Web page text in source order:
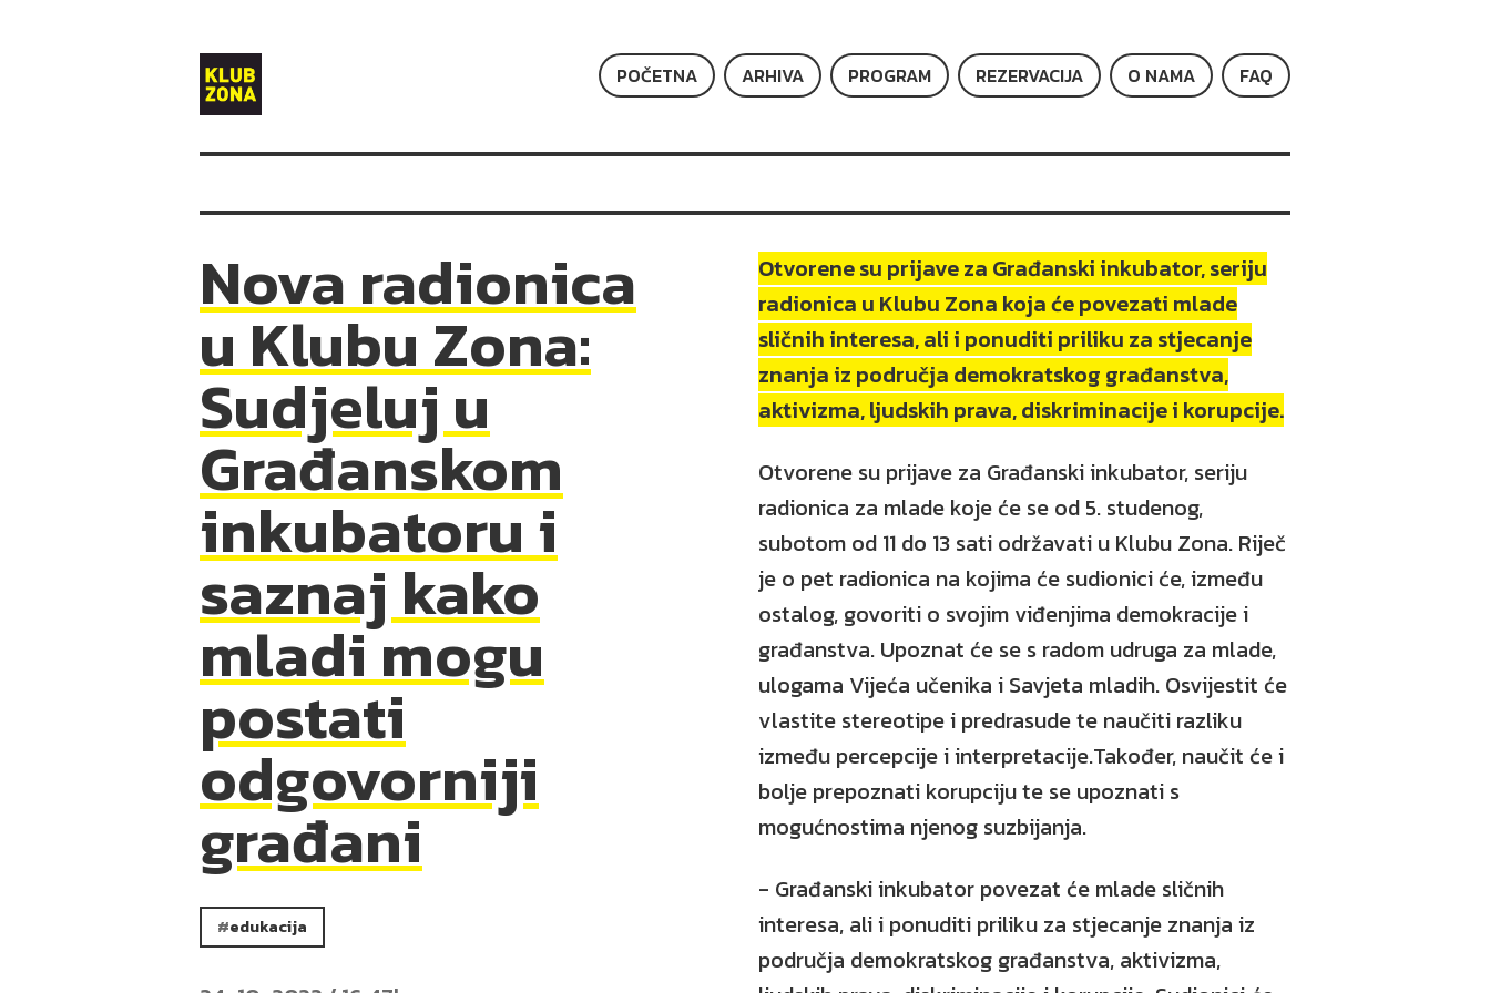
Klub
Zona
FAQ
O NAMA
REZERVACIJA
PROGRAM
ARHIVA
POČETNA
Nova radionica
u Klubu Zona:
Sudjeluj u
Građanskom
inkubatoru i
saznaj kako
mladi mogu
postati
odgovorniji
građani
edukacija
Otvorene su prijave za Građanski inkubator, seriju
radionica u Klubu Zona koja će povezati mlade
sličnih interesa, ali i ponuditi priliku za stjecanje
znanja iz područja demokratskog građanstva,
aktivizma, ljudskih prava, diskriminacije i korupcije.
Otvorene su prijave za Građanski inkubator, seriju
radionica za mlade koje će se od 5. studenog,
subotom od 11 do 13 sati održavati u Klubu Zona. Riječ
je o pet radionica na kojima će sudionici će, između
ostalog, govoriti o svojim viđenjima demokracije i
građanstva. Upoznat će se s radom udruga za mlade,
ulogama Vijeća učenika i Savjeta mladih. Osvijestit će
vlastite stereotipe i predrasude te naučiti razliku
između percepcije i interpretacije.Također, naučit će i
bolje prepoznati korupciju te se upoznati s
mogućnostima njenog suzbijanja.
- Građanski inkubator povezat će mlade sličnih
interesa, ali i ponuditi priliku za stjecanje znanja iz
područja demokratskog građanstva, aktivizma,